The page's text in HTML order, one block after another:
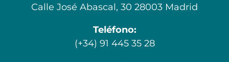
Calle José Abascal, 30 28003 Madrid
Teléfono:
(+34) 91 445 35 28